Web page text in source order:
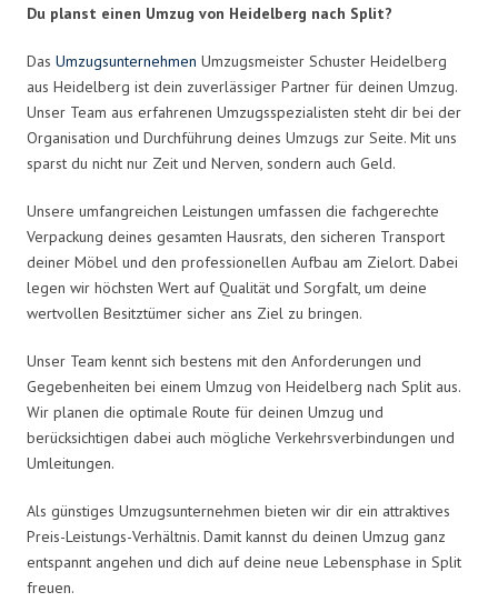
Du planst einen Umzug von Heidelberg nach Split?
Das Umzugsunternehmen Umzugsmeister Schuster Heidelberg
aus Heidelberg ist dein zuverlässiger Partner für deinen Umzug.
Unser Team aus erfahrenen Umzugsspezialisten steht dir bei der
Organisation und Durchführung deines Umzugs zur Seite. Mit uns
sparst du nicht nur Zeit und Nerven, sondern auch Geld.
Unsere umfangreichen Leistungen umfassen die fachgerechte
Verpackung deines gesamten Hausrats, den sicheren Transport
deiner Möbel und den professionellen Aufbau am Zielort. Dabei
legen wir höchsten Wert auf Qualität und Sorgfalt, um deine
wertvollen Besitztümer sicher ans Ziel zu bringen.
Unser Team kennt sich bestens mit den Anforderungen und
Gegebenheiten bei einem Umzug von Heidelberg nach Split aus.
Wir planen die optimale Route für deinen Umzug und
berücksichtigen dabei auch mögliche Verkehrsverbindungen und
Umleitungen.
Als günstiges Umzugsunternehmen bieten wir dir ein attraktives
Preis-Leistungs-Verhältnis. Damit kannst du deinen Umzug ganz
entspannt angehen und dich auf deine neue Lebensphase in Split
freuen.